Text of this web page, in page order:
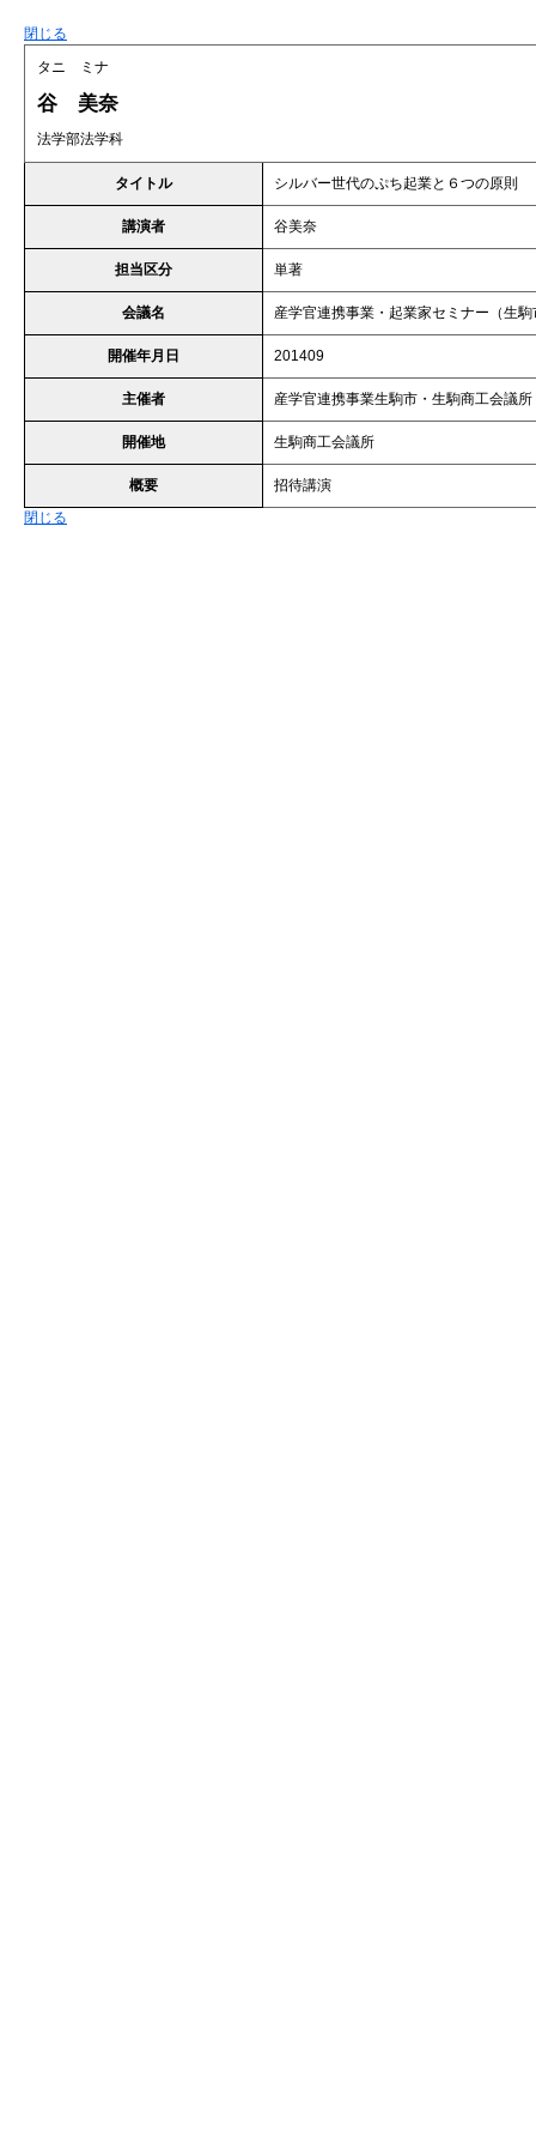
閉じる
タニ ミナ
谷 美奈
法学部法学科
タイトル シルバー世代のぷち起業と６つの原則
講演者 谷美奈
担当区分 単著
会議名 産学官連携事業・起業家セミナー（生
開催年月日 201409
主催者 産学官連携事業生駒市・生駒商工会議
開催地 生駒商工会議所
概要
招待講演
閉じる